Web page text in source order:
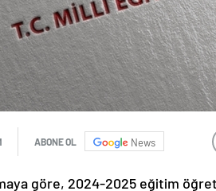
ABONE OL News
göre, 2024-2025 eğitim